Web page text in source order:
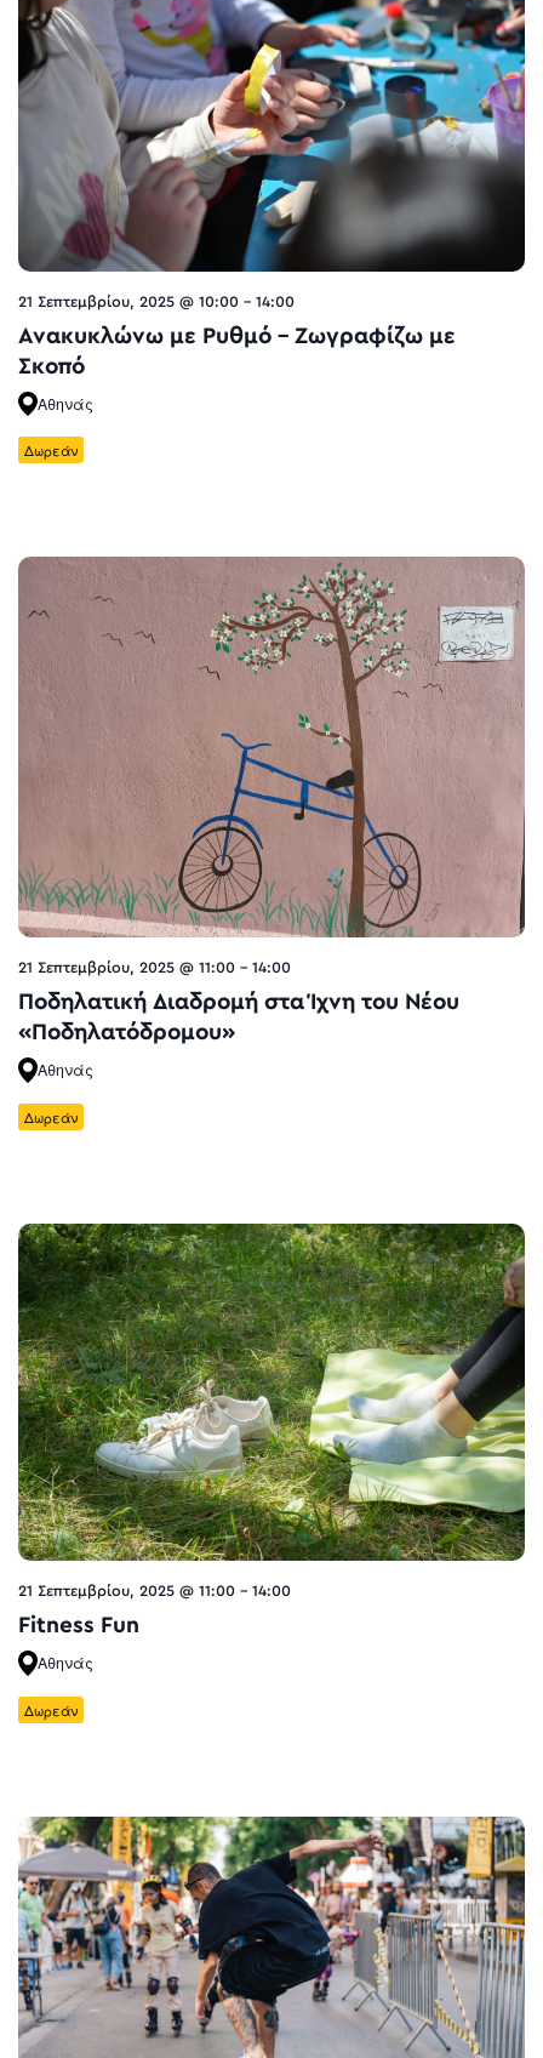
21 Σεπτεμβρίου, 2025 @ 10:00 - 14:00
Ανακυκλώνω με Ρυθμό – Ζωγραφίζω με
Σκοπό
Αθηνάς
Δωρεάν
21 Σεπτεμβρίου, 2025 @ 11:00 - 14:00
Ποδηλατική Διαδρομή στα Ίχνη του Νέου
«Ποδηλατόδρομου»
Αθηνάς
Δωρεάν
21 Σεπτεμβρίου, 2025 @ 11:00 - 14:00
Fitness Fun
Αθηνάς
Δωρεάν